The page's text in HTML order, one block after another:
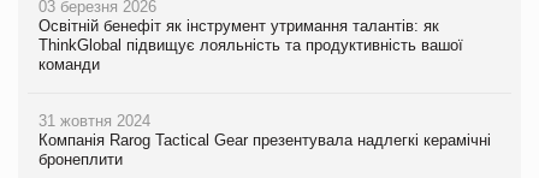
03 березня 2026
Освітній бенефіт як інструмент утримання талантів: як
ThinkGlobal підвищує лояльність та продуктивність вашої
команди
31 жовтня 2024
Компанія Rarog Tactical Gear презентувала надлегкі керамічні
бронеплити